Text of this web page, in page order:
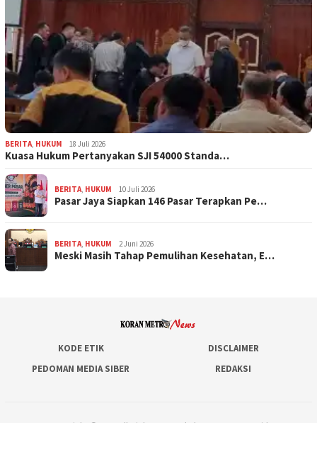
BERITA HUKUM 18 Juli 2026
Kuasa Hukum Pertanyakan SJI 54000 Standa…
BERITA HUKUM 10 Juli 2026
Pasar Jaya Siapkan 146 Pasar Terapkan Pe…
BERITA HUKUM 2 Juni 2026
Meski Masih Tahap Pemulihan Kesehatan, E…
KODE ETIK
DISCLAIMER
PEDOMAN MEDIA SIBER
REDAKSI
Copyright © 2020 All Right Reserved - koranmetronews.id